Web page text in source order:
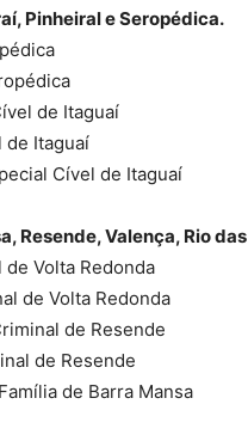
Pinheiral e Seropédica.
de Itaguaí
de Itaguaí
Cível de Itaguaí
Resende, Valença, Rio
de Volta Redonda
de Volta Redonda
de Resende
de Resende
de Barra Mansa